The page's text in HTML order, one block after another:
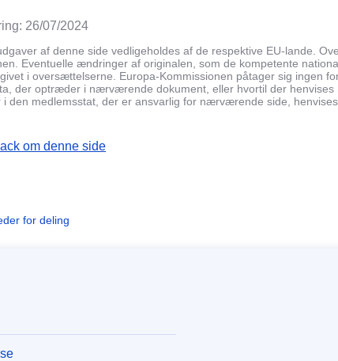
26/07/2024
af denne side vedligeholdes af de respektive EU-lande.
Eventuelle ændringer af originalen, som de kompetente
i oversættelserne. Europa-Kommissionen påtager sig ingen
der optræder i nærværende dokument, eller hvortil der henvises
i den medlemsstat, der er ansvarlig for nærværende side,
om denne side
for deling